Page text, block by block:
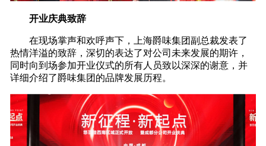
开业庆典致辞
在现场掌声和欢呼声下，上海爵味集团副总裁发表了
热情洋溢的致辞，深切的表达了对公司未来发展的期许，
同时向到场参加开业仪式的所有人员致以深深的谢意，并
详细介绍了爵味集团的品牌发展历程。